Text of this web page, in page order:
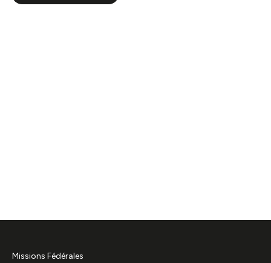
Missions Fédérales